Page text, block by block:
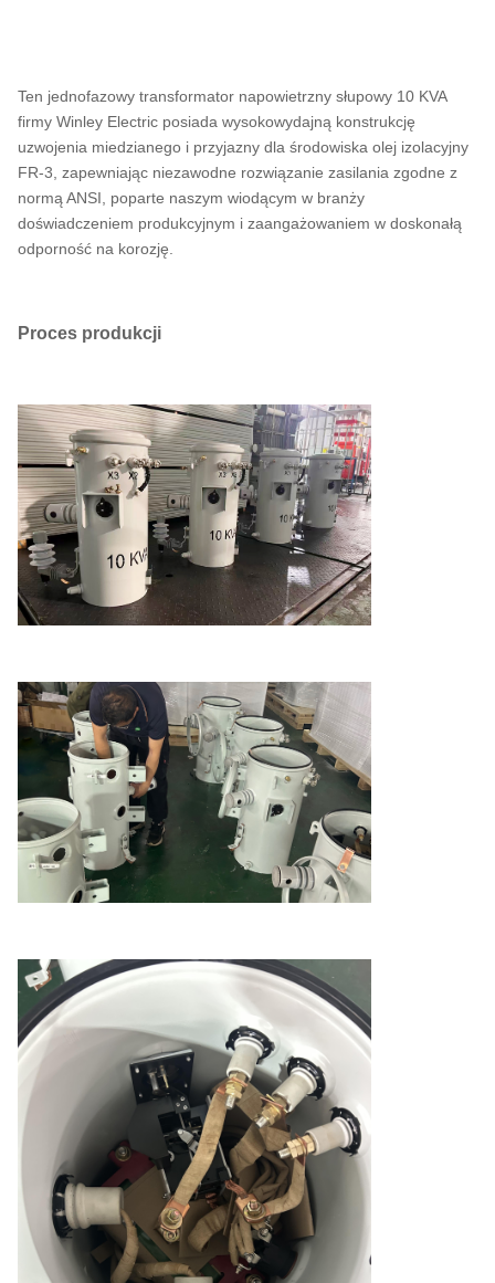
Ten jednofazowy transformator napowietrzny słupowy 10 KVA
firmy Winley Electric posiada wysokowydajną konstrukcję
uzwojenia miedzianego i przyjazny dla środowiska olej izolacyjny
FR-3, zapewniając niezawodne rozwiązanie zasilania zgodne z
normą ANSI, poparte naszym wiodącym w branży
doświadczeniem produkcyjnym i zaangażowaniem w doskonałą
odporność na korozję.
Proces produkcji